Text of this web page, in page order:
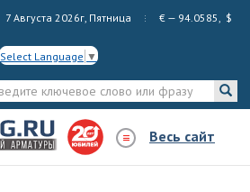
7 Августа 2026г, Пятница € — 94.0585, $
Select Language ▼
Весь сайт